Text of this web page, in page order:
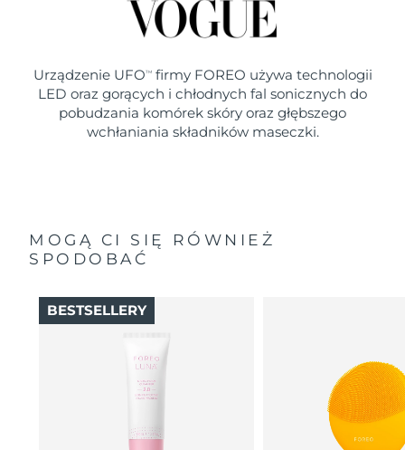
Urządzenie UFO TMfirmy FOREO używa technologii
LED oraz gorących i chłodnych fal sonicznych do
pobudzania komórek skóry oraz głębszego
wchłaniania składników maseczki.
MOGĄ CI SIĘ RÓWNIEŻ
SPODOBAĆ
BESTSELLERY